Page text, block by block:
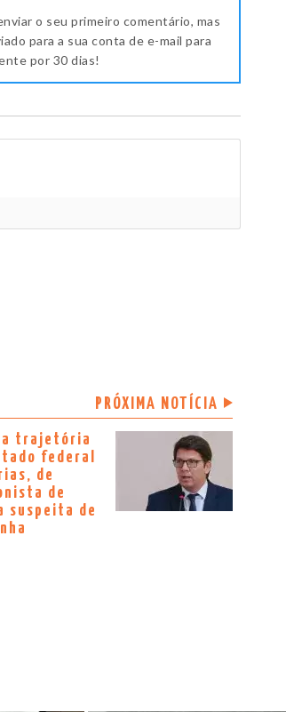
o seu primeiro comentário, mas
para a sua conta de e-mail para
por 30 dias!
PRÓXIMA NOTÍCIA
a trajetória
federal
de
de
suspeita de